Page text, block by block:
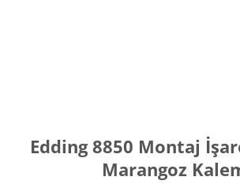
Edding 8850 Montaj
Marangoz